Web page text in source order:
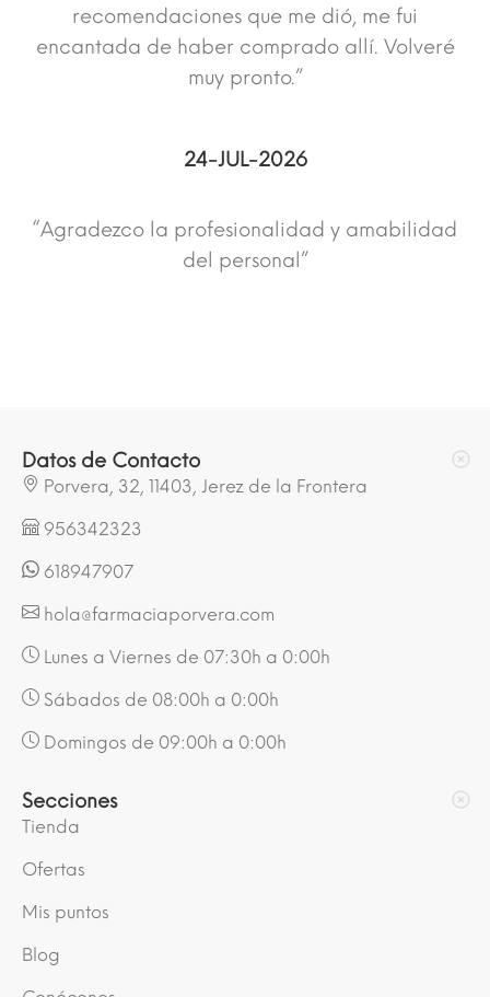
recomendaciones que me dió, me fui
encantada de haber comprado allí. Volveré
muy pronto.”
24-JUL-2026
“Agradezco la profesionalidad y amabilidad
del personal”
Datos de Contacto
Porvera, 32, 11403, Jerez de la Frontera
956342323
618947907
hola@farmaciaporvera.com
Lunes a Viernes de 07:30h a 0:00h
Sábados de 08:00h a 0:00h
Domingos de 09:00h a 0:00h
Secciones
Tienda
Ofertas
Mis puntos
Blog